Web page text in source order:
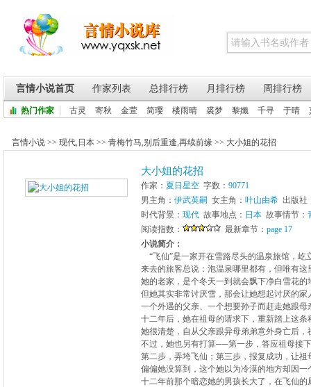
言情小说首页 作家列表 总排行榜 月排行榜 周排行榜
热门作家 古灵 寄秋 金萱 简璎 楼雨晴 裘梦 黎孅 千寻 于晴
言情小说 >> 现代, 日本 >> 青梅竹马,别后重逢,再续前缘 >> 大小姐的花招
大小姐的花招
作家： 夏日星空 字数： 90771
男主角： 伊武英嗣 女主角： 叶山由希 出版社
时代背景： 现代 故事地点： 日本 故事情节：
阅读指数：
最新章节： page 17
小说简介：
“飞仙”是一家开在雪路尽头的温泉旅馆，屹
来去的旅客总说：泡温泉哪里都有，但唯有
她的老家，是个冬天一到就会飘下净白雪花的
但她其实非常讨厌雪，那会让她想起讨厌的
一个外遇的父亲、一个想要孙子而赶走她跟母
十二年后，她在祖母的请求下，重新踏上这条
她很清楚，自从父亲跟异母弟弟意外身亡后，
不过，她也另有打算──第一步，答应祖母接
第二步，弄垮飞仙；第三步，报复成功，让祖
偏偏她没算到，这个她以为冷漠的地方却因一
十二年前那个暗恋她的男孩长大了，在飞仙的